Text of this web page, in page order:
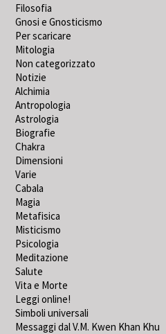
Filosofia
Gnosi e Gnosticismo
Per scaricare
Mitologia
Non categorizzato
Notizie
Alchimia
Antropologia
Astrologia
Biografie
Chakra
Dimensioni
Varie
Cabala
Magia
Metafisica
Misticismo
Psicologia
Meditazione
Salute
Vita e Morte
Leggi online!
Simboli universali
Messaggi dal V.M. Kwen Khan Khu